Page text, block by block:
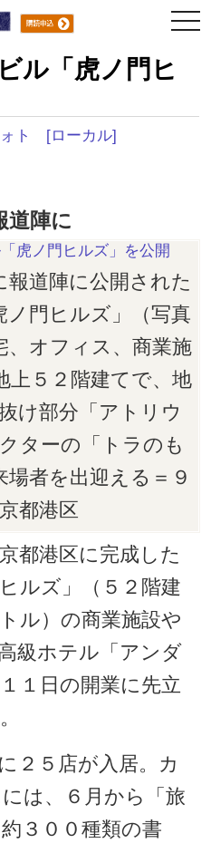
ル「虎ノ門ヒ
ト [ローカル]
道陣に
報道陣に公開された
ノ門ヒルズ」（写真
、オフィス、商業施
上５２階建てで、地
け部分「アトリウ
ターの「トラのも
場者を出迎える＝９
都港区
都港区に完成した
ルズ」（５２階建
ル）の商業施設や
級ホテル「アンダ
１日の開業に先立
２５店が入居。カ
は、６月から「旅
３００種類の書